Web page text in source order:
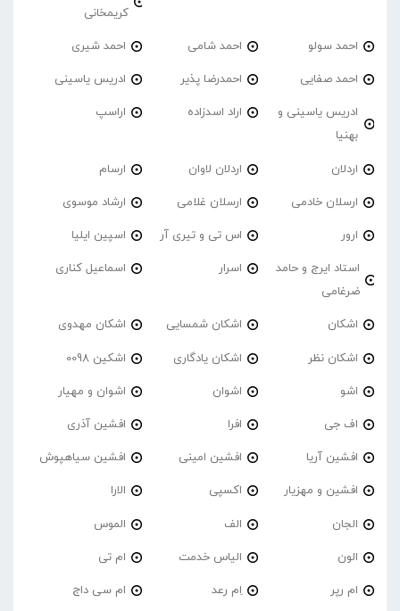
کریمخانی
احمد سولو احمد شامی احمد شیری
احمد صفایی احمدرضا پذیر ادریس یاسینی
ادریس یاسینی و
بهنیا
اراد اسدزاده اراسپ
اردلان اردلان لاوان ارسام
ارسلان خادمی ارسلان غلامی ارشاد موسوی
ارور اس تی و تیری آر اسپین ایلیا
استاد ایرج و حامد
ضرغامی
اسرار اسماعیل کناری
اشکان اشکان شمسایی اشکان مهدوی
اشکان نظر اشکان یادگاری اشکین 0098
اشو اشوان اشوان و مهیار
اف جی افرا افشین آذری
افشین آریا افشین امینی افشین سیاهپوش
افشین و مهزیار اکسپی الارا
الجان الف الموس
الون الیاس خدمت ام تی
ام رپر اِم رعد ام سی داج